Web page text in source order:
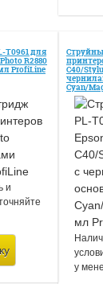
T0961 для
R2880
ProfiLine
и
С40/
Cyan/
у